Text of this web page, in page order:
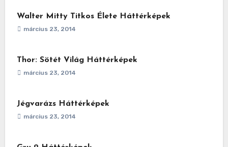
Walter Mitty Titkos Élete Háttérképek
március 23, 2014
Thor: Sötét Világ Háttérképek
március 23, 2014
Jégvarázs Háttérképek
március 23, 2014